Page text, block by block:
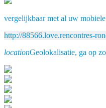
vergelijkbaar met al uw
http://88566.love.rencontres-
locationGeolokalisatie, ga op